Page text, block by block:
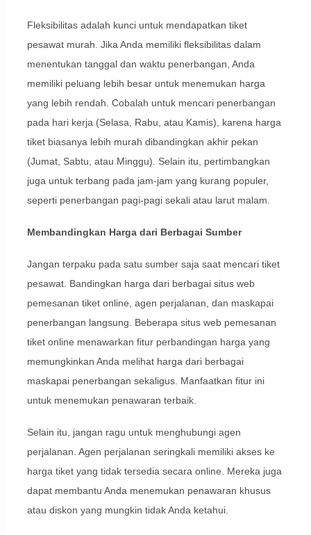
Fleksibilitas adalah kunci untuk mendapatkan tiket
pesawat murah. Jika Anda memiliki fleksibilitas dalam
menentukan tanggal dan waktu penerbangan, Anda
memiliki peluang lebih besar untuk menemukan harga
yang lebih rendah. Cobalah untuk mencari penerbangan
pada hari kerja (Selasa, Rabu, atau Kamis), karena harga
tiket biasanya lebih murah dibandingkan akhir pekan
(Jumat, Sabtu, atau Minggu). Selain itu, pertimbangkan
juga untuk terbang pada jam-jam yang kurang populer,
seperti penerbangan pagi-pagi sekali atau larut malam.
Membandingkan Harga dari Berbagai Sumber
Jangan terpaku pada satu sumber saja saat mencari tiket
pesawat. Bandingkan harga dari berbagai situs web
pemesanan tiket online, agen perjalanan, dan maskapai
penerbangan langsung. Beberapa situs web pemesanan
tiket online menawarkan fitur perbandingan harga yang
memungkinkan Anda melihat harga dari berbagai
maskapai penerbangan sekaligus. Manfaatkan fitur ini
untuk menemukan penawaran terbaik.
Selain itu, jangan ragu untuk menghubungi agen
perjalanan. Agen perjalanan seringkali memiliki akses ke
harga tiket yang tidak tersedia secara online. Mereka juga
dapat membantu Anda menemukan penawaran khusus
atau diskon yang mungkin tidak Anda ketahui.